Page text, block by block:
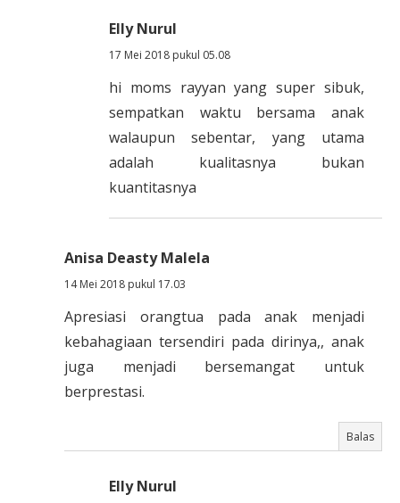
Elly Nurul
17 Mei 2018 pukul 05.08
hi moms rayyan yang super sibuk,
sempatkan waktu bersama anak
walaupun sebentar, yang utama
adalah kualitasnya bukan
kuantitasnya
Anisa Deasty Malela
14 Mei 2018 pukul 17.03
Apresiasi orangtua pada anak menjadi
kebahagiaan tersendiri pada dirinya,, anak
juga menjadi bersemangat untuk
berprestasi.
Balas
Elly Nurul